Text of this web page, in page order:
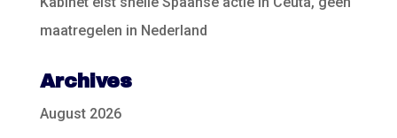
maatregelen in Nederland
Archives
August 2026